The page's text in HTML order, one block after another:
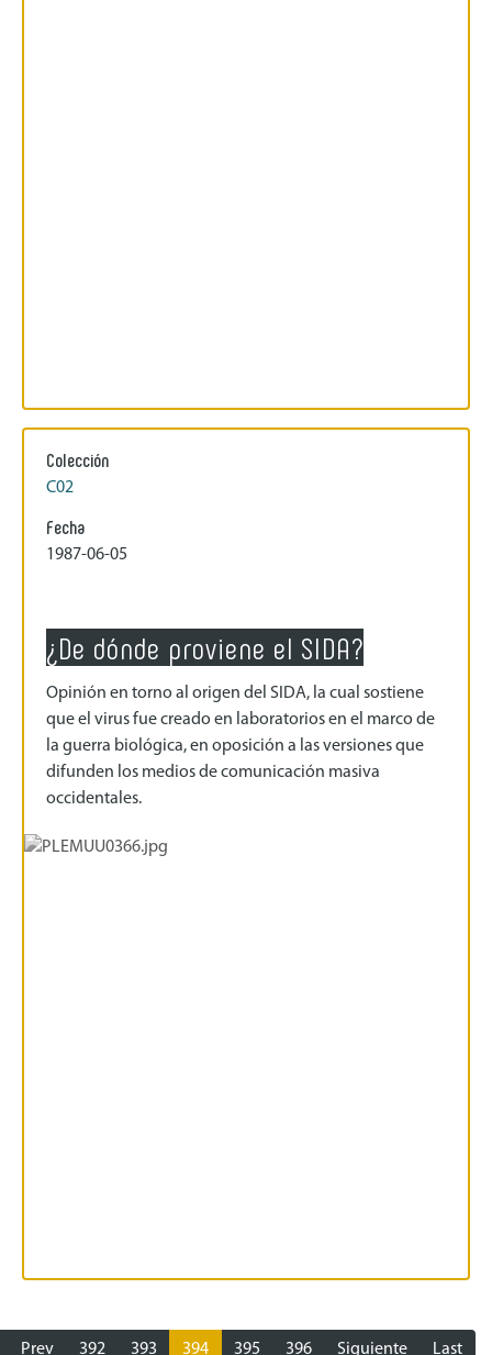
Colección
C02
Fecha
1987-06-05
¿De dónde proviene el SIDA?
Opinión en torno al origen del SIDA, la cual sostiene
que el virus fue creado en laboratorios en el marco de
la guerra biológica, en oposición a las versiones que
difunden los medios de comunicación masiva
occidentales.
Prev 392 393 394 395 396 Siguiente Last